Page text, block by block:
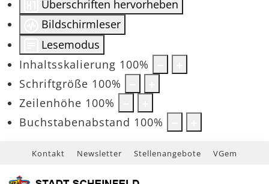
Überschriften hervorheben
Bildschirmleser
Lesemodus
Inhaltsskalierung 100%
Schriftgröße 100%
Zeilenhöhe 100%
Buchstabenabstand 100%
Kontakt Newsletter Stellenangebote VGem